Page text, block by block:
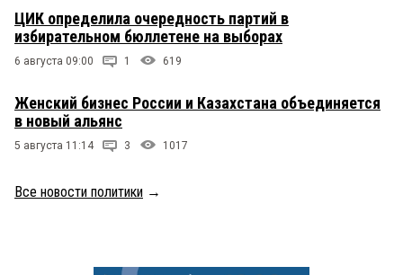
ЦИК определила очередность партий в
избирательном бюллетене на выборах
6 августа 09:00 1 619
Женский бизнес России и Казахстана объединяется
в новый альянс
5 августа 11:14 3 1017
Все новости политики →